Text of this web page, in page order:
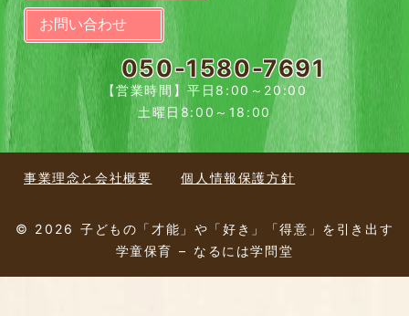
お問い合わせ
050-1580-7691
【営業時間】平日8:00～20:00
土曜日8:00～18:00
事業理念と会社概要 個人情報保護方針
© 2026 子どもの「才能」や「好き」「得意」を引き出す
学童保育 – なるには学問堂